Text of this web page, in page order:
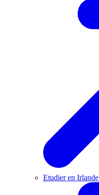
Etudier en Irlande